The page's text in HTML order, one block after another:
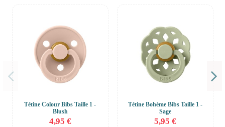
Tétine Colour Bibs Taille 1 -
Blush
4,95 €
Tétine Bohème Bibs Taille 1 -
Sage
5,95 €